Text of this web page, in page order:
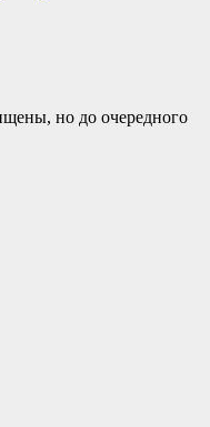
но до очередного